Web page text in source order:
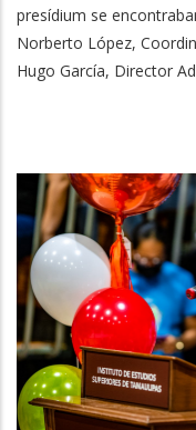
presídium se
Norberto López,
Hugo García, Director